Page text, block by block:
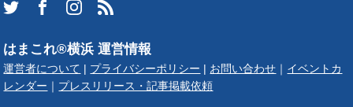
はまこれ®横浜 運営情報
運営者について | プライバシーポリシー | お問い合わせ ｜ イベントカ
レンダー ｜ プレスリリース・記事掲載依頼